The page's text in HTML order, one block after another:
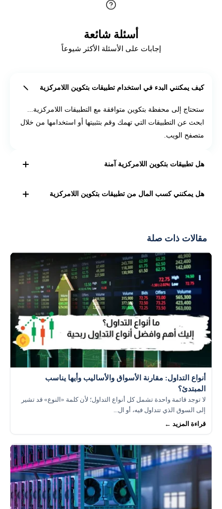
أسئلة شائعة
إجابات على الأسئلة الأكثر شيوعاً
كيف يمكنني البدء في استخدام تطبيقات بتكوين اللامركزية
ستحتاج إلى محفظة بتكوين متوافقة مع التطبيقات اللامركزية...
ابحث عن التطبيقات التي تهمك وقم بتثبيتها أو استخدامها من خلال
متصفح الويب.
هل تطبيقات بتكوين اللامركزية آمنة
تأكد من أن التطبيق الذي تستخدمه موثوق به، وقم بحماية
هل يمكنني كسب المال من تطبيقات بتكوين اللامركزية
البلوكشين.
مقالات ذات صلة
أنواع التداول: مقارنة الأسواق والأساليب وأيها يناسب
المبتدئ؟
لا توجد قائمة واحدة تشمل كل أنواع التداول؛ لأن كلمة «النوع» قد تشير
إلى السوق الذي تتداول فيه، أو ال...
قراءة المزيد ←